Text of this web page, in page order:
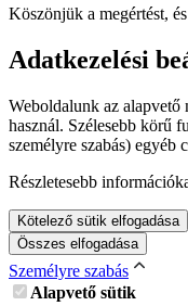
Köszönjük a megértést,
Adatkezelési
Weboldalunk az alapvető
használ. Szélesebb körű
személyre szabás) egyéb
Részletesebb
Kötelező sütik elfogadása
Összes elfogadása
Személyre szabás
Alapvető sütik